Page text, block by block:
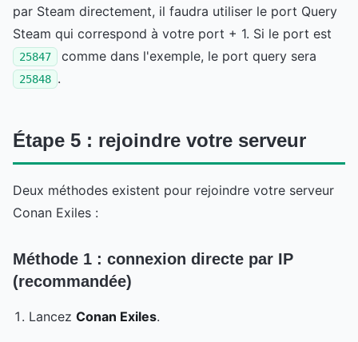
par Steam directement, il faudra utiliser le port Query
Steam qui correspond à votre port + 1. Si le port est
25847 comme dans l'exemple, le port query sera
25848 .
Étape 5 : rejoindre votre serveur
Deux méthodes existent pour rejoindre votre serveur
Conan Exiles :
Méthode 1 : connexion directe par IP
(recommandée)
Lancez Conan Exiles.